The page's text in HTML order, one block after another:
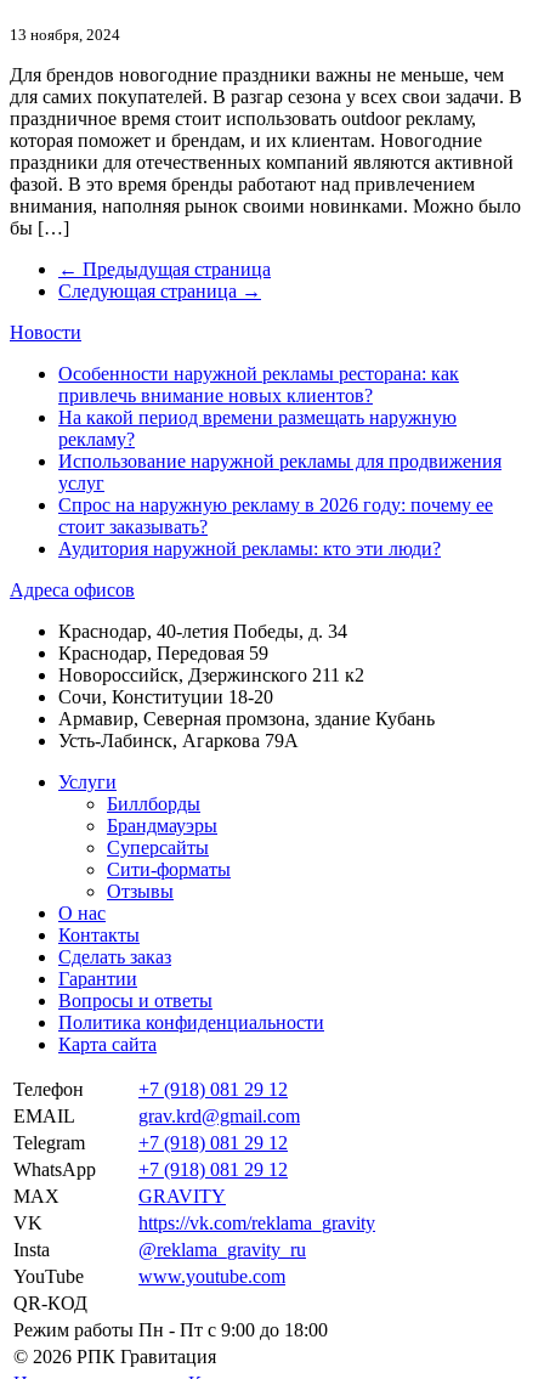
13 ноября, 2024
Для брендов новогодние праздники важны не меньше, чем
для самих покупателей. В разгар сезона у всех свои задачи. В
праздничное время стоит использовать outdoor рекламу,
которая поможет и брендам, и их клиентам. Новогодние
праздники для отечественных компаний являются активной
фазой. В это время бренды работают над привлечением
внимания, наполняя рынок своими новинками. Можно было
бы […]
← Предыдущая страница
Следующая страница →
Новости
Особенности наружной рекламы ресторана: как
привлечь внимание новых клиентов?
На какой период времени размещать наружную
рекламу?
Использование наружной рекламы для продвижения
услуг
Спрос на наружную рекламу в 2026 году: почему ее
стоит заказывать?
Аудитория наружной рекламы: кто эти люди?
Адреса офисов
Краснодар, 40-летия Победы, д. 34
Краснодар, Передовая 59
Новороссийск, Дзержинского 211 к2
Сочи, Конституции 18-20
Армавир, Северная промзона, здание Кубань
Усть-Лабинск, Агаркова 79А
Услуги
Биллборды
Брандмауэры
Суперсайты
Сити-форматы
Отзывы
О нас
Контакты
Сделать заказ
Гарантии
Вопросы и ответы
Политика конфиденциальности
Карта сайта
Телефон
+7 (918) 081 29 12
EMAIL
grav.krd@gmail.com
Telegram
+7 (918) 081 29 12
WhatsApp
+7 (918) 081 29 12
MAX
GRAVITY
VK
https://vk.com/reklama_gravity
Insta
@reklama_gravity_ru
YouTube
www.youtube.com
QR-КОД
Режим работы Пн - Пт c 9:00 до 18:00
© 2026 РПК Гравитация